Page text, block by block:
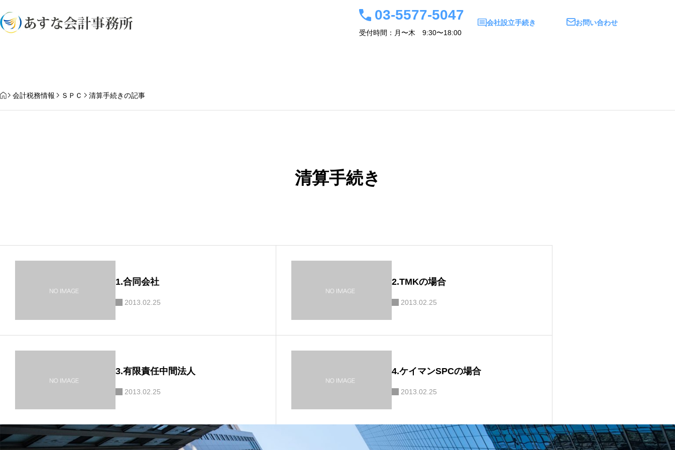
03-5577-5047
受付時間：月〜木 9:30〜18:00
会社設立手続き お問い合わせ
HOME
会計税務情報 ＳＰＣ 清算手続きの記事
清算手続き
1.合同会社
2013.02.25
2.TMKの場合
2013.02.25
3.有限責任中間法人
2013.02.25
4.ケイマンSPCの場合
2013.02.25